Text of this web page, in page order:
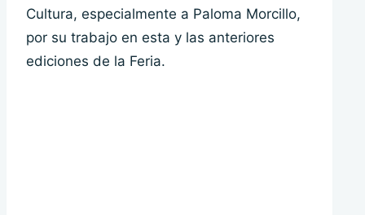
Cultura, especialmente a Paloma Morcillo,
por su trabajo en esta y las anteriores
ediciones de la Feria.